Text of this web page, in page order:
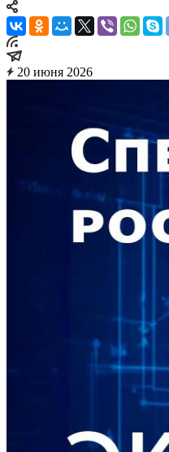
20 июня 2026